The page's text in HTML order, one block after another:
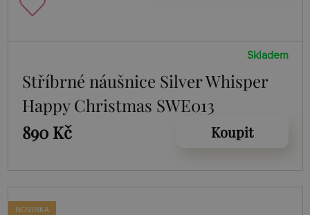
Skladem
Stříbrné náušnice Silver Whisper
Happy Christmas SWE013
890 Kč
Koupit
NOVINKA